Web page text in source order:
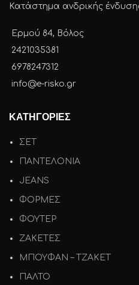
Κατάστημα ανδρικής
Ερμού 84, Βόλος
2421035381
6978247312
info@e-risko.gr
ΚΑΤΗΓΟΡΙΕΣ
ΣΕΤ
ΠΑΝΤΕΛΟΝΙΑ
JEANS
ΦΟΡΜΕΣ
ΦΟΥΤΕΡ
ΖΑΚΕΤΕΣ
ΜΠΟΥΦΑΝ – ΤΖΑΚΕΤ
ΠΑΛΤΟ